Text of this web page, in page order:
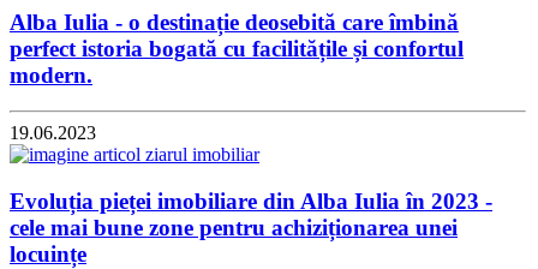
Alba Iulia - o destinație deosebită care îmbină
perfect istoria bogată cu facilitățile și confortul
modern.
19.06.2023
Evoluția pieței imobiliare din Alba Iulia în 2023 -
cele mai bune zone pentru achiziționarea unei
locuințe